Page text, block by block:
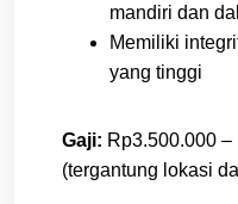
mandiri dan
Memiliki
yang tinggi
Gaji: Rp3.500.000
(tergantung lokasi